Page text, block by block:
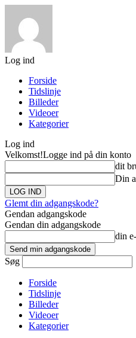
Log ind
Forside
Tidslinje
Billeder
Videoer
Kategorier
Log ind
Velkomst!Logge ind på din konto
dit
Din
Glemt din adgangskode?
Gendan adgangskode
Gendan din adgangskode
din
Søg
Forside
Tidslinje
Billeder
Videoer
Kategorier